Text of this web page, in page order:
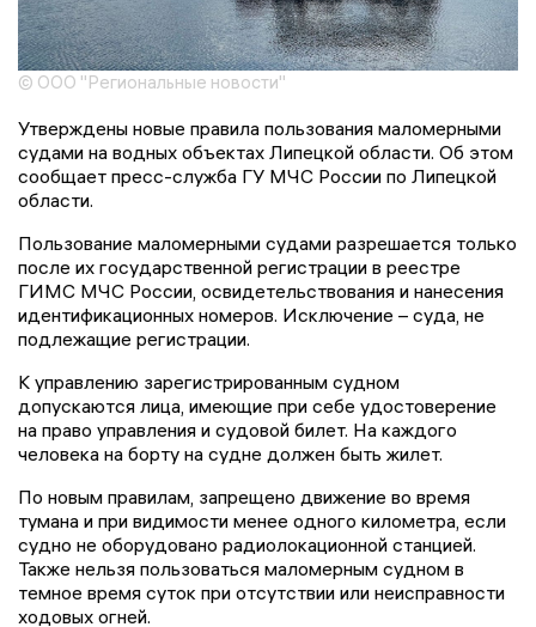
© ООО "Региональные новости"
Утверждены новые правила пользования маломерными
судами на водных объектах Липецкой области. Об этом
сообщает пресс-служба ГУ МЧС России по Липецкой
области.
Пользование маломерными судами разрешается только
после их государственной регистрации в реестре
ГИМС МЧС России, освидетельствования и нанесения
идентификационных номеров. Исключение – суда, не
подлежащие регистрации.
К управлению зарегистрированным судном
допускаются лица, имеющие при себе удостоверение
на право управления и судовой билет. На каждого
человека на борту на судне должен быть жилет.
По новым правилам, запрещено движение во время
тумана и при видимости менее одного километра, если
судно не оборудовано радиолокационной станцией.
Также нельзя пользоваться маломерным судном в
темное время суток при отсутствии или неисправности
ходовых огней.